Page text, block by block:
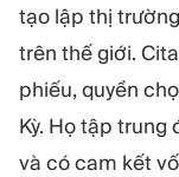
tạo lập thị
trên thế giới.
phiếu, quyền
Kỳ. Họ tập
và có cam kết